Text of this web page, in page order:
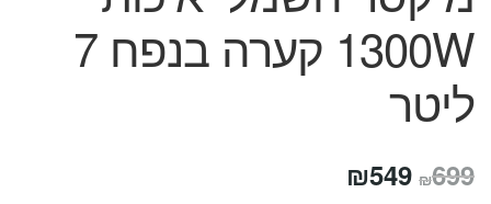
1300W קערה בנפח 7
ליטר
₪699 המחיר
₪549